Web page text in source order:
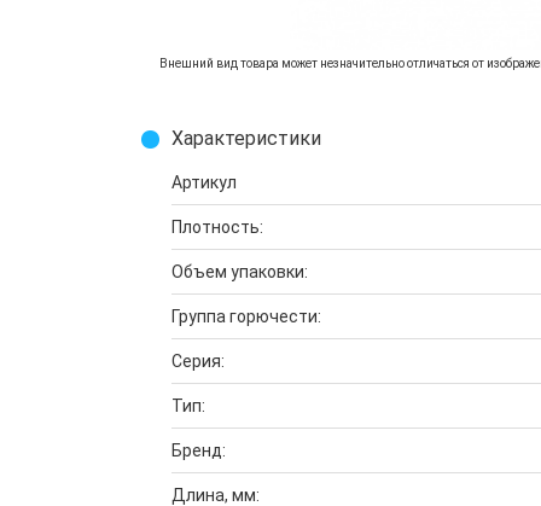
Внешний вид товара может незначительно отличаться от
Характеристики
Артикул
Плотность:
Объем упаковки:
Группа горючести:
Серия:
Тип:
Бренд:
Длина, мм: